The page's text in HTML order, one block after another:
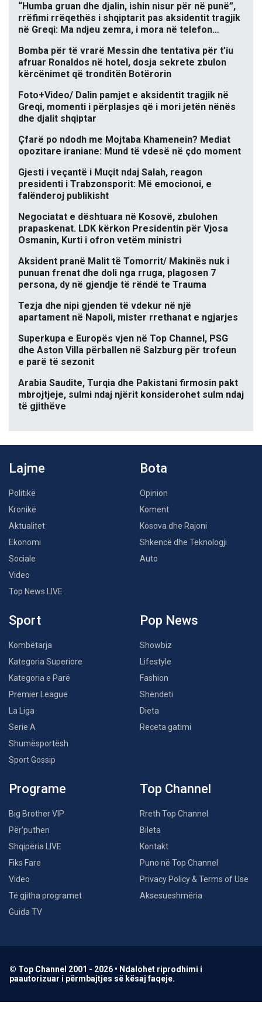
“Humba gruan dhe djalin, ishin nisur për në punë”,
rrëfimi rrëqethës i shqiptarit pas aksidentit tragjik
në Greqi: Ma ndjeu zemra, i mora në telefon…
Bomba për të vrarë Messin dhe tentativa për t’iu
afruar Ronaldos në hotel, dosja sekrete zbulon
kërcënimet që tronditën Botërorin
Foto+Video/ Dalin pamjet e aksidentit tragjik në
Greqi, momenti i përplasjes që i mori jetën nënës
dhe djalit shqiptar
Çfarë po ndodh me Mojtaba Khamenein? Mediat
opozitare iraniane: Mund të vdesë në çdo moment
Gjesti i veçantë i Muçit ndaj Salah, reagon
presidenti i Trabzonsporit: Më emocionoi, e
falënderoj publikisht
Negociatat e dështuara në Kosovë, zbulohen
prapaskenat. LDK kërkon Presidentin për Vjosa
Osmanin, Kurti i ofron vetëm ministri
Aksident pranë Malit të Tomorrit/ Makinës nuk i
punuan frenat dhe doli nga rruga, plagosen 7
persona, dy në gjendje të rëndë te Trauma
Tezja dhe nipi gjenden të vdekur në një
apartament në Napoli, mister rrethanat e ngjarjes
Superkupa e Europës vjen në Top Channel, PSG
dhe Aston Villa përballen në Salzburg për trofeun
e parë të sezonit
Arabia Saudite, Turqia dhe Pakistani firmosin pakt
mbrojtjeje, sulmi ndaj njërit konsiderohet sulm ndaj
të gjithëve
Lajme
Politikë
Kronikë
Aktualitet
Ekonomi
Sociale
Video
Top News LIVE
Bota
Opinion
Koment
Kosova dhe Rajoni
Shkencë dhe Teknologji
Auto
Sport
Kombëtarja
Kategoria Superiore
Kategoria e Parë
Premier League
La Liga
Serie A
Shumësportësh
Sport Gossip
Pop News
Showbiz
Lifestyle
Fashion
Shëndeti
Dieta
Receta gatimi
Programe
Big Brother VIP
Për’puthen
Shqipëria LIVE
Fiks Fare
Video
Të gjitha programet
Guida TV
Top Channel
Rreth Top Channel
Bileta
Kontakt
Puno në Top Channel
Privacy Policy & Terms of Use
Aksesueshmëria
© Top Channel 2001 - 2026 • Ndalohet riprodhimi i
paautorizuar i përmbajtjes së kësaj faqeje.